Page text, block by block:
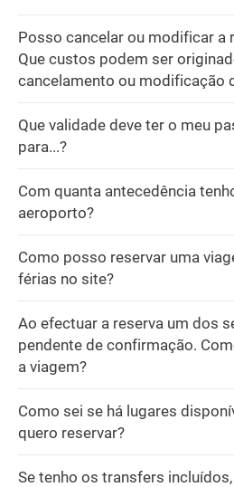
Posso cancelar ou modificar a
Que custos podem ser
cancelamento ou modificação
Que validade deve ter o meu
para...?
Com quanta antecedência
aeroporto?
Como posso reservar uma
férias no site?
Ao efectuar a reserva um dos
pendente de confirmação.
a viagem?
Como sei se há lugares
quero reservar?
Se tenho os transfers